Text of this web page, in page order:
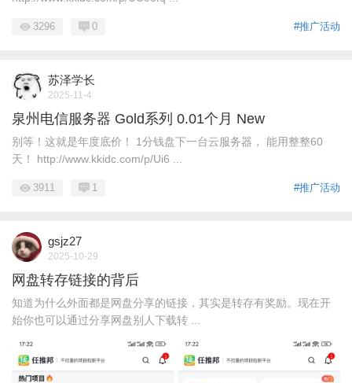
#推广活动
3296 0
苏泽学长
2025-11-4
泉州电信服务器 Gold系列 0.01个月 New
别等！这就是年度底价！ 1分钱盘下一台云服务器， 能用整整60
天！ http://www.kkidc.com/p/Ui6 ...
#推广活动
3911 1
gsjz27
2025-10-29
网盘转存链接的背后
知道为什么外面都是网盘分享的链接，其实是转存有奖励。现在开
始你也可以通过分享网盘别人下载转 ...